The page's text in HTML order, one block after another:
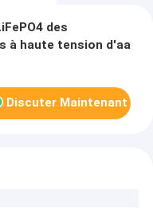
des
à haute tension d'aa
Discuter Maintenant